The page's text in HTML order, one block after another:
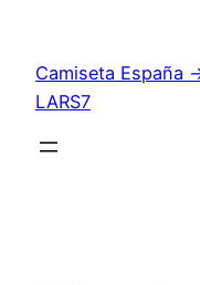
contenido
Camiseta España
LARS7